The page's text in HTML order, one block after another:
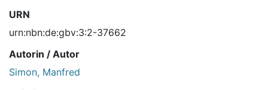
URN
urn:nbn:de:gbv:3:2-37662
Autorin / Autor
Simon, Manfred